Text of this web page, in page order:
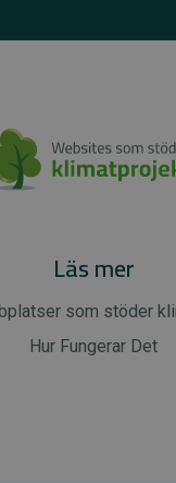
Läs mer
som stöder
Hur Fungerar Det